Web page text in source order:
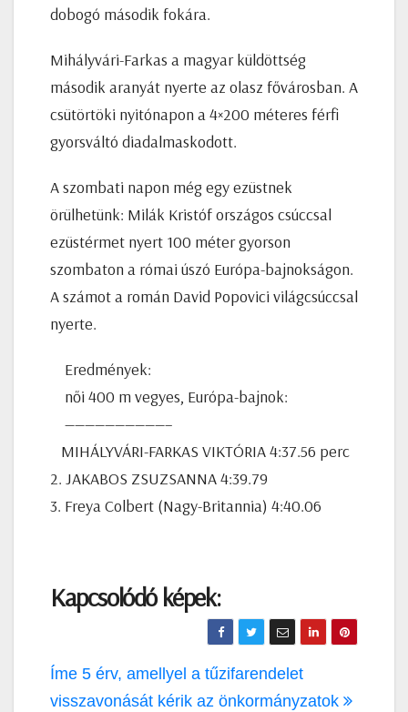
dobogó második fokára.
Mihályvári-Farkas a magyar küldöttség
második aranyát nyerte az olasz fővárosban. A
csütörtöki nyitónapon a 4×200 méteres férfi
gyorsváltó diadalmaskodott.
A szombati napon még egy ezüstnek
örülhetünk: Milák Kristóf országos csúccsal
ezüstérmet nyert 100 méter gyorson
szombaton a római úszó Európa-bajnokságon.
A számot a román David Popovici világcsúccsal
nyerte.
Eredmények:
női 400 m vegyes, Európa-bajnok:
——————————–
MIHÁLYVÁRI-FARKAS VIKTÓRIA 4:37.56 perc
2. JAKABOS ZSUZSANNA 4:39.79
3. Freya Colbert (Nagy-Britannia) 4:40.06
Kapcsolódó képek:
Bejegyzés
Íme 5 érv, amellyel a tűzifarendelet
visszavonását kérik az önkormányzatok